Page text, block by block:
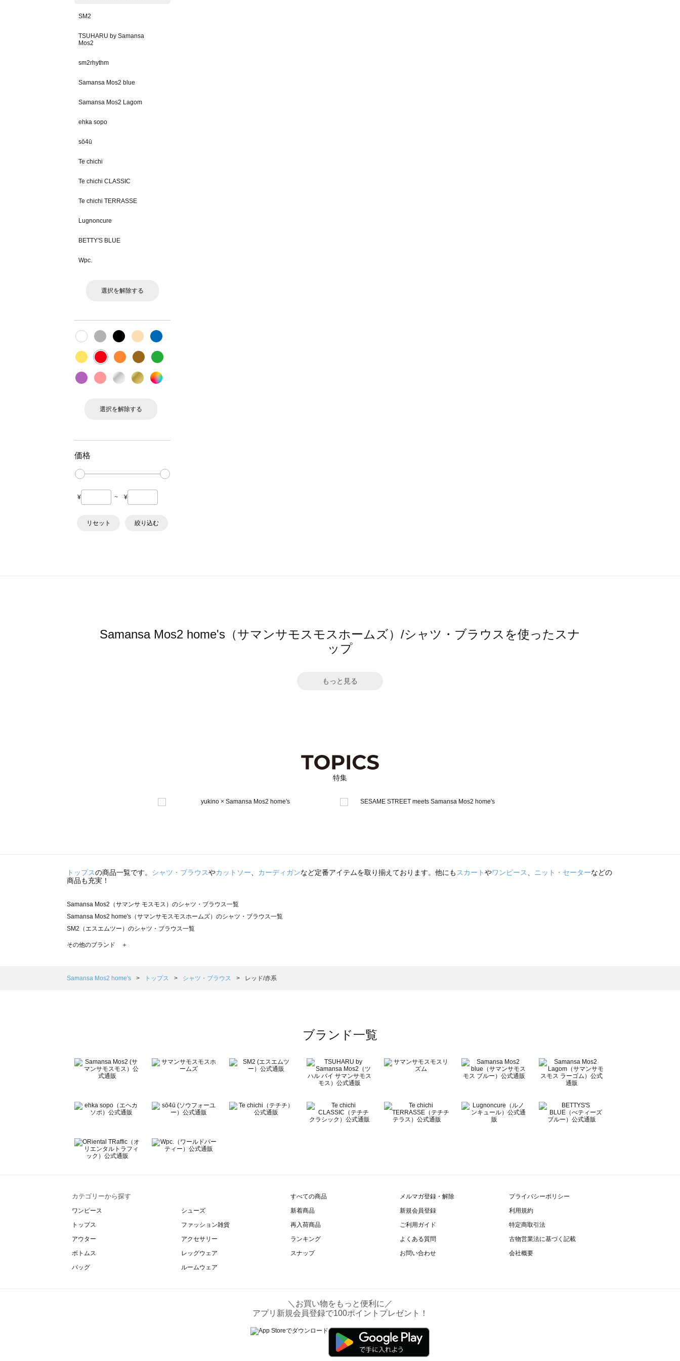
SM2
TSUHARU by Samansa
Mos2
sm2rhythm
Samansa Mos2 blue
Samansa Mos2 Lagom
ehka sopo
sō4ū
Te chichi
Te chichi CLASSIC
Te chichi TERRASSE
Lugnoncure
BETTY'S BLUE
Wpc.
選択を解除する
選択を解除する
価格
¥ ~ ¥
リセット 絞り込む
Samansa Mos2 home's（サマンサモスモスホームズ）/シャツ・ブラウスを使ったスナ
ップ
もっと見る
特集
トップスの商品一覧です。 シャツ・ブラウスやカットソー カーディガンなど定番アイテムを取り揃えております。他にも スカートやワンピース ニット・セーターなどの
商品も充実！
Samansa Mos2（サマンサ モスモス）のシャツ・ブラウス一覧
Samansa Mos2 home's（サマンサモスモスホームズ）のシャツ・ブラウス一覧
SM2（エスエムツー）のシャツ・ブラウス一覧
TSUHARU by Samansa Mos2（ツハルバイサマンサモスモス）のシャツ・ブラウス一覧
Samansa Mos2 Lagom（サマンサモスモス ラーゴム）のシャツ・ブラウス一覧
BETTY'S BLUE（べティーズブルー）のシャツ・ブラウス一覧
Wpc.（ワールドパーティー）のシャツ・ブラウス一覧
その他のブランド ＋
Samansa Mos2 home's トップス シャツ・ブラウス レッド/赤系
ブランド一覧
カテゴリーから探す
ワンピース
トップス
アウター
ボトムス
バッグ
シューズ
ファッション雑貨
アクセサリー
レッグウェア
ルームウェア
すべての商品
新着商品
再入荷商品
ランキング
スナップ
メルマガ登録・解除
新規会員登録
ご利用ガイド
よくある質問
お問い合わせ
プライバシーポリシー
利用規約
特定商取引法
古物営業法に基づく記載
会社概要
＼お買い物をもっと便利に／
アプリ新規会員登録で100ポイントプレゼント！